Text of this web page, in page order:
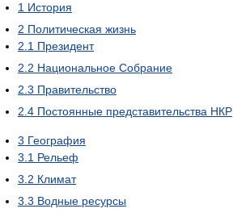
1 История
2 Политическая жизнь
2.1 Президент
2.2 Национальное Собрание
2.3 Правительство
2.4 Постоянные представительства НКР
3 География
3.1 Рельеф
3.2 Климат
3.3 Водные ресурсы